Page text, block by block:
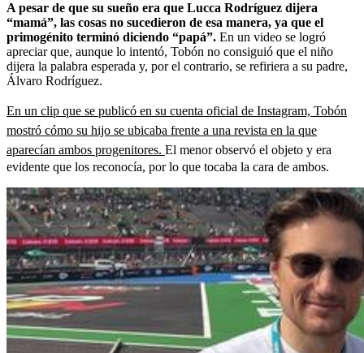
A pesar de que su sueño era que Lucca Rodríguez dijera
“mamá”, las cosas no sucedieron de esa manera, ya que el
primogénito terminó diciendo “papá”. En un video se logró
apreciar que, aunque lo intentó, Tobón no consiguió que el niño
dijera la palabra esperada y, por el contrario, se refiriera a su padre,
Álvaro Rodríguez.
En un clip que se publicó en su cuenta oficial de Instagram, Tobón
mostró cómo su hijo se ubicaba frente a una revista en la que
aparecían ambos progenitores. El menor observó el objeto y era
evidente que los reconocía, por lo que tocaba la cara de ambos.